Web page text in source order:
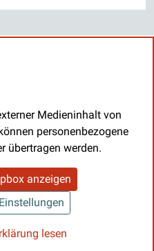
Medieninhalt von
personenbezogene
übertragen werden.
anzeigen
lesen